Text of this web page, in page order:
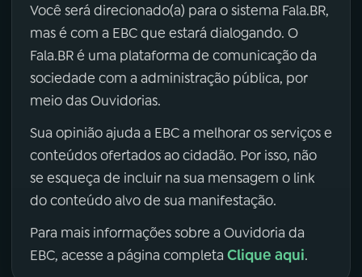
Você será direcionado(a) para o sistema Fala.BR,
mas é com a EBC que estará dialogando. O
Fala.BR é uma plataforma de comunicação da
sociedade com a administração pública, por
meio das Ouvidorias.
Sua opinião ajuda a EBC a melhorar os serviços e
conteúdos ofertados ao cidadão. Por isso, não
se esqueça de incluir na sua mensagem o link
do conteúdo alvo de sua manifestação.
Para mais informações sobre a Ouvidoria da
EBC, acesse a página completa Clique aqui.